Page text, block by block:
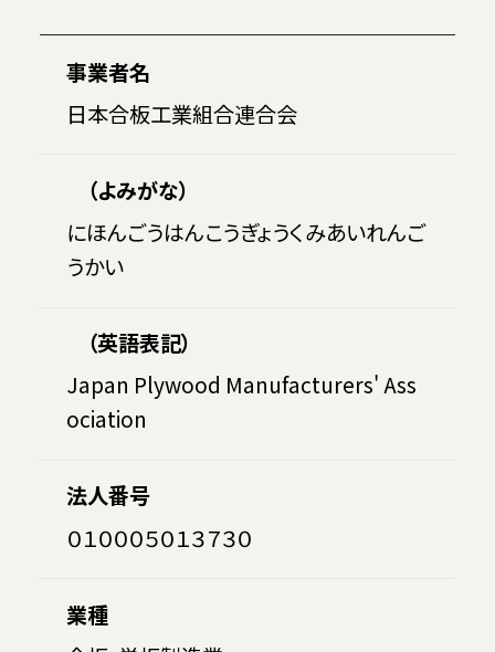
事業者名
日本合板工業組合連合会
（よみがな）
にほんごうはんこうぎょうくみあいれんご
うかい
（英語表記）
Japan Plywood Manufacturers' Ass
ociation
法人番号
０１０００５０１３７３０
業種